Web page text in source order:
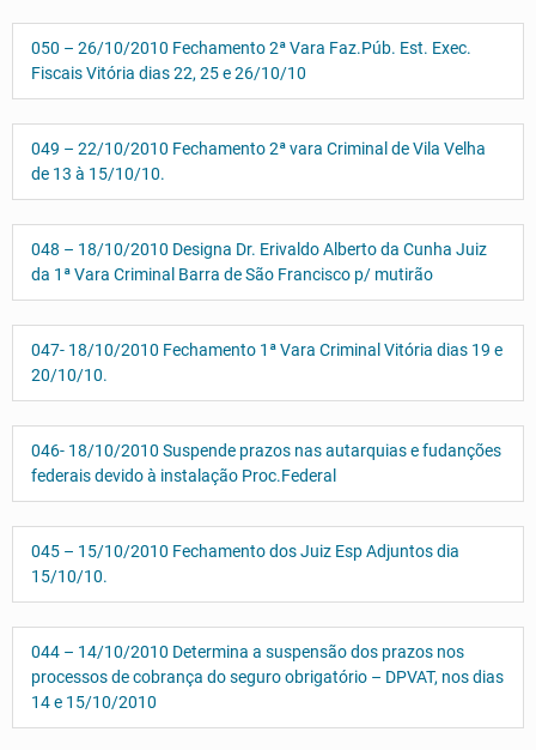
050 – 26/10/2010 Fechamento 2ª Vara Faz.Púb. Est. Exec.
Fiscais Vitória dias 22, 25 e 26/10/10
049 – 22/10/2010 Fechamento 2ª vara Criminal de Vila Velha
de 13 à 15/10/10.
048 – 18/10/2010 Designa Dr. Erivaldo Alberto da Cunha Juiz
da 1ª Vara Criminal Barra de São Francisco p/ mutirão
047- 18/10/2010 Fechamento 1ª Vara Criminal Vitória dias 19 e
20/10/10.
046- 18/10/2010 Suspende prazos nas autarquias e fudanções
federais devido à instalação Proc.Federal
045 – 15/10/2010 Fechamento dos Juiz Esp Adjuntos dia
15/10/10.
044 – 14/10/2010 Determina a suspensão dos prazos nos
processos de cobrança do seguro obrigatório – DPVAT, nos dias
14 e 15/10/2010